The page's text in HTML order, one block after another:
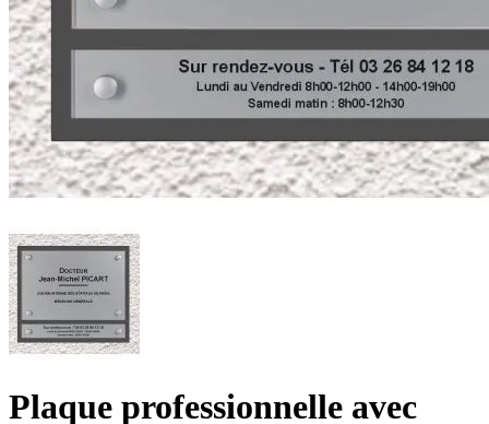
Plaque professionnelle avec